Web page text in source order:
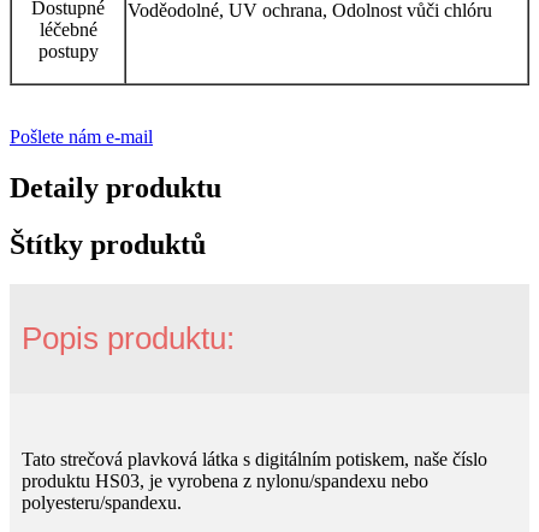
Dostupné
léčebné
postupy
Voděodolné, UV ochrana, Odolnost vůči chlóru
Pošlete nám e-mail
Detaily produktu
Štítky produktů
Popis produktu:
Tato strečová plavková látka s digitálním potiskem, naše číslo
produktu HS03, je vyrobena z nylonu/spandexu nebo
polyesteru/spandexu.